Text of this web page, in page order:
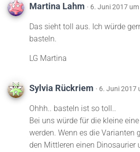
Martina Lahm · 6. Juni 2017
Das sieht toll aus. Ich würde
basteln.
LG Martina
Sylvia Rückriem · 6. Juni 2017
Ohhh.. basteln ist so toll..
Bei uns würde für die kleine
werden. Wenn es die Varianten
den Mittleren einen Dinosaurier